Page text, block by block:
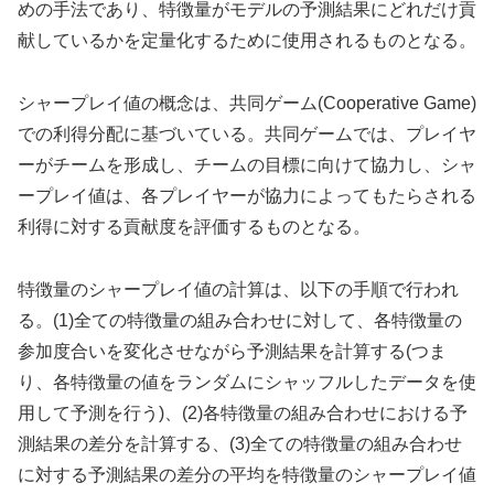
めの手法であり、特徴量がモデルの予測結果にどれだけ貢
献しているかを定量化するために使用されるものとなる。
シャープレイ値の概念は、共同ゲーム(Cooperative Game)
での利得分配に基づいている。共同ゲームでは、プレイヤ
ーがチームを形成し、チームの目標に向けて協力し、シャ
ープレイ値は、各プレイヤーが協力によってもたらされる
利得に対する貢献度を評価するものとなる。
特徴量のシャープレイ値の計算は、以下の手順で行われ
る。(1)全ての特徴量の組み合わせに対して、各特徴量の
参加度合いを変化させながら予測結果を計算する(つま
り、各特徴量の値をランダムにシャッフルしたデータを使
用して予測を行う)、(2)各特徴量の組み合わせにおける予
測結果の差分を計算する、(3)全ての特徴量の組み合わせ
に対する予測結果の差分の平均を特徴量のシャープレイ値